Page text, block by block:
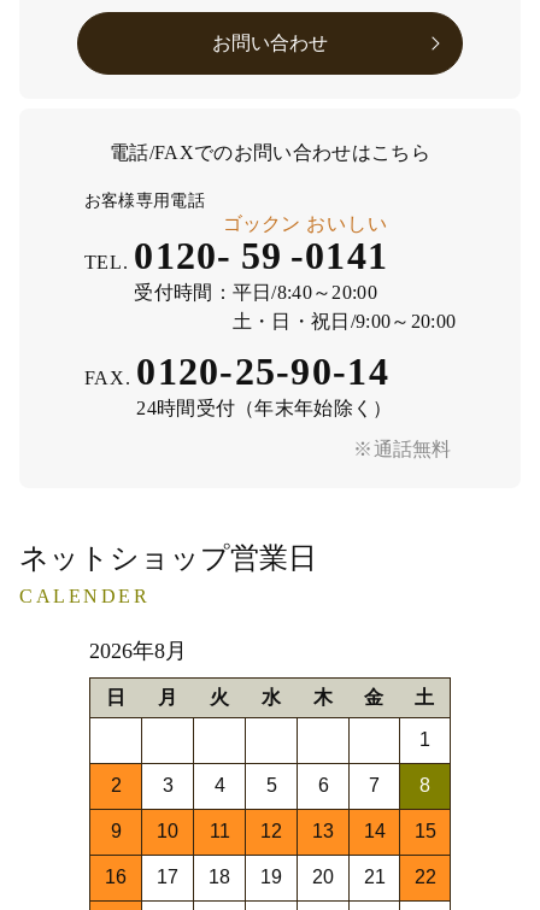
お問い合わせ
電話/FAXでのお問い合わせはこちら
※通話無料
お客様専用電話
TEL. 0120- 59
ゴックン
-0141
おいしい
受付時間： 平日/8:40～20:00
土・日・祝日/9:00～20:00
FAX. 0120-25-90-14
24時間受付（年末年始除く）
ネットショップ営業日
CALENDER
2026年8月
日 月 火 水 木 金 土
1
2 3 4 5 6 7 8
9 10 11 12 13 14 15
16 17 18 19 20 21 22